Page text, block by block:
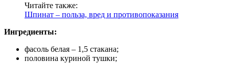
Читайте также:
Шпинат – польза, вред и противопоказания
Ингредиенты:
фасоль белая – 1,5 стакана;
половина куриной тушки;